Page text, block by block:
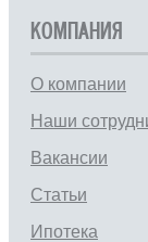
КОМПАНИЯ
О компании
Наши
Вакансии
Статьи
Ипотека